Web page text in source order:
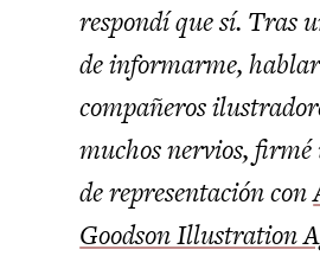
respondí que sí. Tras
de informarme,
compañeros
muchos nervios,
de representación con
Goodson Illustration